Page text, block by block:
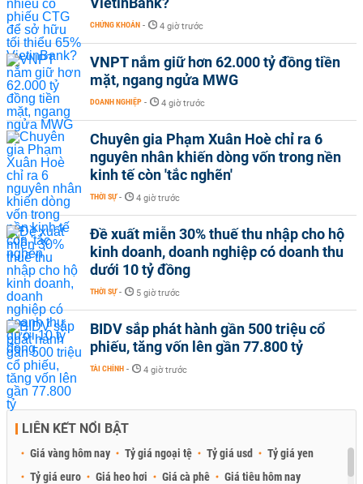
CHỨNG KHOÁN - 4 giờ trước
VNPT nắm giữ hơn 62.000 tỷ đồng tiền
mặt, ngang ngửa MWG
DOANH NGHIỆP - 4 giờ trước
Chuyên gia Phạm Xuân Hoè chỉ ra 6
nguyên nhân khiến dòng vốn trong nền
kinh tế còn 'tắc nghẽn'
THỜI SỰ - 4 giờ trước
Đề xuất miễn 30% thuế thu nhập cho hộ
kinh doanh, doanh nghiệp có doanh thu
dưới 10 tỷ đồng
THỜI SỰ - 5 giờ trước
BIDV sắp phát hành gần 500 triệu cổ
phiếu, tăng vốn lên gần 77.800 tỷ
TÀI CHÍNH - 4 giờ trước
LIÊN KẾT NỔI BẬT
Giá vàng hôm nay Tỷ giá ngoại tệ Tỷ giá usd
Tỷ giá yen
Tỷ giá euro
Giá heo hơi Giá cà phê Giá tiêu hôm nay